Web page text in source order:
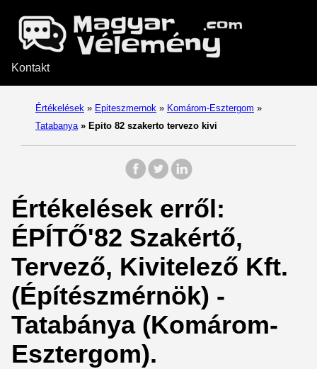
Kontakt
Értékelések » Epiteszmernok » Komárom-Esztergom »
Tatabanya » Epito 82 szakerto tervezo kivi
Értékelések erről:
ÉPÍTŐ'82 Szakértő,
Tervező, Kivitelező Kft.
(Építészmérnök) -
Tatabánya (Komárom-
Esztergom).